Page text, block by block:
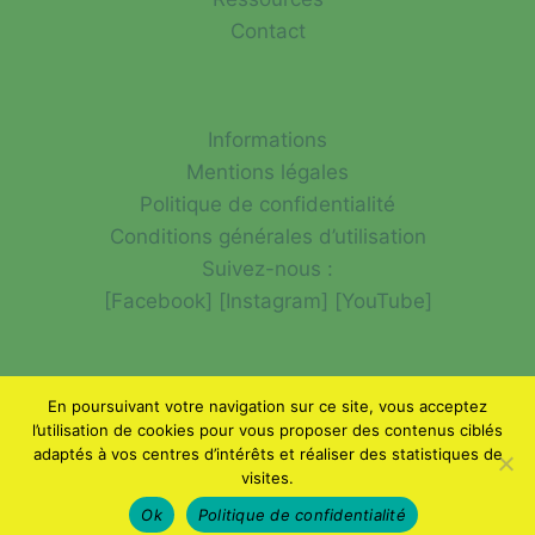
Contact
Informations
Mentions légales
Politique de confidentialité
Conditions générales d’utilisation
Suivez-nous :
[Facebook] [Instagram] [YouTube]
© Drivezloin Academy – Tous droits réservés •
Enseignant non assujetti à la TVA (article 293 B du CGI)
En poursuivant votre navigation sur ce site, vous acceptez
l’utilisation de cookies pour vous proposer des contenus ciblés
adaptés à vos centres d’intérêts et réaliser des statistiques de
visites.
Ok
Politique de confidentialité